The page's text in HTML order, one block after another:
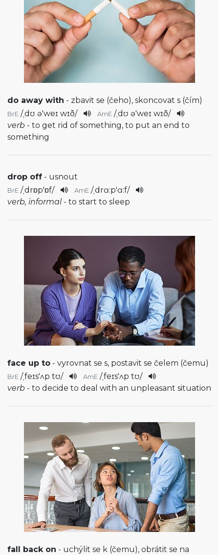
do away with - zbavit se (čeho), skoncovat s (čím)
BrE /ˌdʊ ə'weɪ wɪð/ AmE /ˌdʊ ə'weɪ wɪð/
verb - to get rid of something, to put an end to
something
drop off - usnout
BrE /ˌdrɒp'ɒf/ AmE /ˌdrɑ:p'ɑ:f/
verb, informal - to start to sleep
face up to - vyrovnat se s, postavit se čelem (čemu)
BrE /ˌfeɪs'ʌp tʊ/ AmE /ˌfeɪs'ʌp tʊ/
verb - to decide to deal with an unpleasant situation
fall back on - uchýlit se k (čemu), obrátit se na